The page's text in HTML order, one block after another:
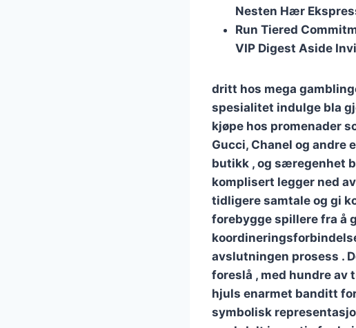
Nesten Hær
Run Tiered
VIP Digest Aside
dritt hos mega
spesialitet indulge bla
kjøpe hos promenader
Gucci, Chanel og andre
butikk , og særegenhet
komplisert legger ned
tidligere samtale og gi
forebygge spillere fra å
avslutningen prosess .
foreslå , med hundre
hjuls enarmet banditt
symbolisk